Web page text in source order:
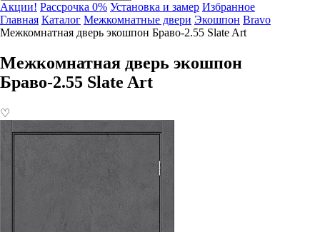
Акции! Рассрочка 0% Установка и замер Избранное
Главная Каталог Межкомнатные двери Экошпон Bravo
Межкомнатная дверь экошпон Браво-2.55 Slate Art
Межкомнатная дверь экошпон
Браво-2.55 Slate Art
♡